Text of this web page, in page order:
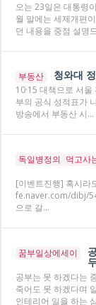
오는 23일은 대통령
월 말에는 세제개편
던 내용을 중점 설명
부동산 청와대
10·15 대책으로 서
부의 공식 성적표가
방송에서 부동산 시…
독일병정의 먹고사
[이벤트진행] 혹시라
fe.naver.com/dibj/
으로 갈…
꿈부일상에세이
공부는 못 하겠다는
죽어도 못 하겠다며
인테리어 일을 하는